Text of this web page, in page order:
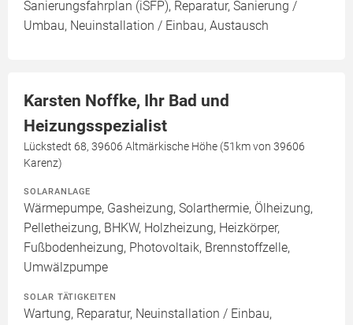
Sanierungsfahrplan (iSFP), Reparatur, Sanierung /
Umbau, Neuinstallation / Einbau, Austausch
Karsten Noffke, Ihr Bad und
Heizungsspezialist
Lückstedt 68, 39606 Altmärkische Höhe (51km von 39606
Karenz)
SOLARANLAGE
Wärmepumpe, Gasheizung, Solarthermie, Ölheizung,
Pelletheizung, BHKW, Holzheizung, Heizkörper,
Fußbodenheizung, Photovoltaik, Brennstoffzelle,
Umwälzpumpe
SOLAR TÄTIGKEITEN
Wartung, Reparatur, Neuinstallation / Einbau,